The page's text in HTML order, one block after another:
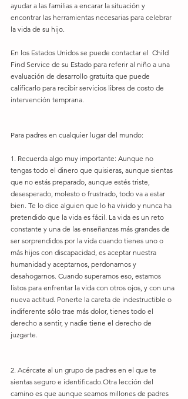
ayudar a las familias a encarar la situación y
encontrar las herramientas necesarias para celebrar
la vida de su hijo.
En los Estados Unidos se puede contactar el  Child
Find Service de su Estado para referir al niño a una
evaluación de desarrollo gratuita que puede
calificarlo para recibir servicios libres de costo de
intervención temprana.
Para padres en cualquier lugar del mundo:
1. Recuerda algo muy importante: Aunque no
tengas todo el dinero que quisieras, aunque sientas
que no estás preparado, aunque estés triste,
desesperado, molesto o frustrado, todo va a estar
bien. Te lo dice alguien que lo ha vivido y nunca ha
pretendido que la vida es fácil. La vida es un reto
constante y una de las enseñanzas más grandes de
ser sorprendidos por la vida cuando tienes uno o
más hijos con discapacidad, es aceptar nuestra
humanidad y aceptarnos, perdonarnos y
desahogarnos. Cuando superamos eso, estamos
listos para enfrentar la vida con otros ojos, y con una
nueva actitud. Ponerte la careta de indestructible o
indiferente sólo trae más dolor, tienes todo el
derecho a sentir, y nadie tiene el derecho de
juzgarte.
2. Acércate al un grupo de padres en el que te
sientas seguro e identificado.Otra lección del
camino es que aunque seamos millones de padres